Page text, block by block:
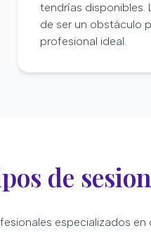
tendrías disponibles.
de ser un obstáculo
profesional ideal.
de
especializados